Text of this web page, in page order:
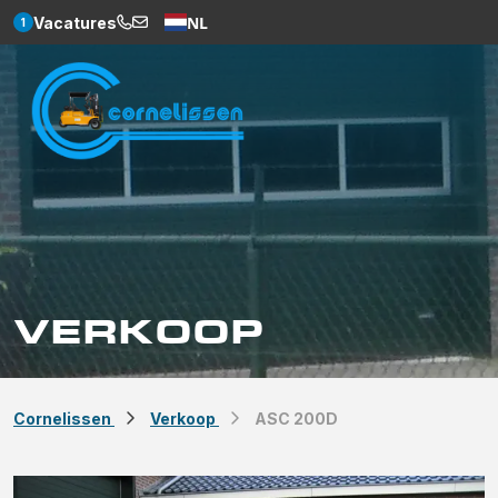
1 Vacatures NL
VERKOOP
Cornelissen Verkoop ASC 200D